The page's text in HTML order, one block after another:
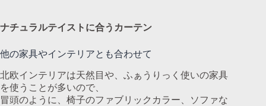
ナチュラルテイストに合うカーテン
他の家具やインテリアとも合わせて
北欧インテリアは天然目や、ふぁうりっく使いの家具
を使うことが多いので、
冒頭のように、椅子のファブリックカラー、ソファな